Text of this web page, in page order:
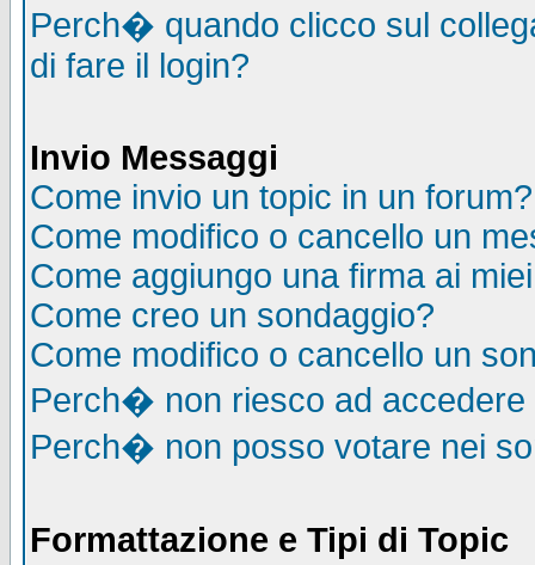
Perch� quando clicco sul
di fare il login?
Invio Messaggi
Come invio un topic in un forum?
Come modifico o cancello un
Come aggiungo una firma ai
Come creo un sondaggio?
Come modifico o cancello un
Perch� non riesco ad accedere
Perch� non posso votare nei
Formattazione e Tipi di Topic